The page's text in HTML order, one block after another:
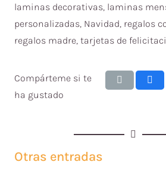
laminas decorativas, laminas
personalizadas, Navidad, regalos
regalos madre, tarjetas de
Compárteme si te
ha gustado
Otras entradas